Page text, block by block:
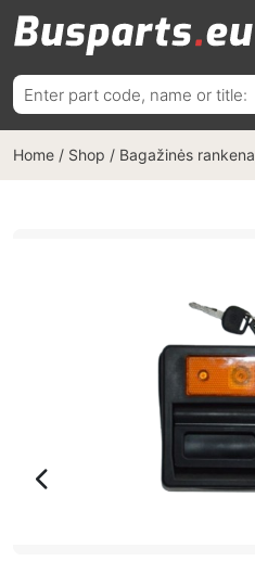
Ieškoti:
Home / Shop / Bagažinės rankena